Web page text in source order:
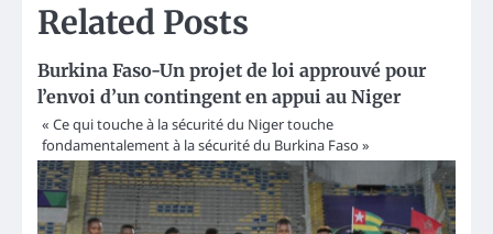
Related Posts
Burkina Faso-Un projet de loi approuvé pour
l’envoi d’un contingent en appui au Niger
« Ce qui touche à la sécurité du Niger touche
fondamentalement à la sécurité du Burkina Faso »